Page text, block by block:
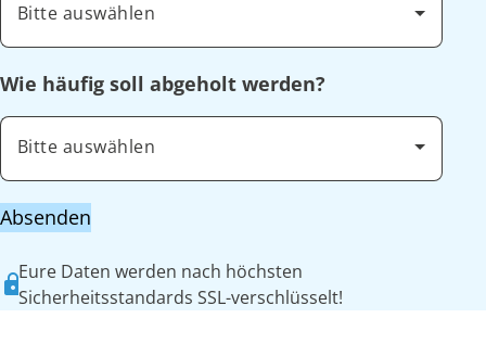
Bitte auswählen
Wie häufig soll abgeholt werden?
Bitte auswählen
Absenden
Eure Daten werden nach höchsten
Sicherheitsstandards SSL-verschlüsselt!